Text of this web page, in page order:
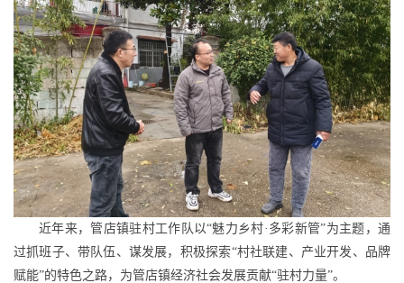
近年来，管店镇驻村工作队以“魅力乡村·多彩新管”为主题，通
过抓班子、带队伍、谋发展，积极探索“村社联建、产业开发、品牌
赋能”的特色之路，为管店镇经济社会发展贡献“驻村力量”。